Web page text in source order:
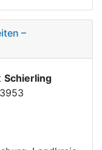
–
Schierling